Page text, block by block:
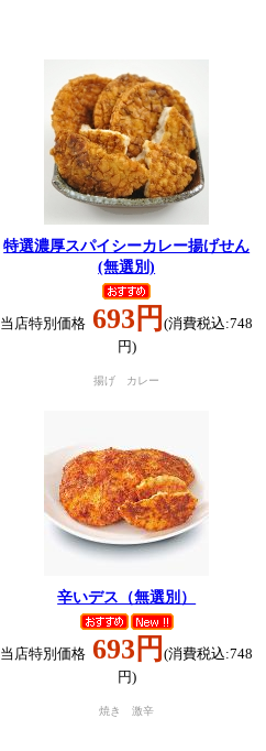
特選濃厚スパイシーカレー揚げせん
(無選別)
当店特別価格 693円(消費税込:748
円)
揚げ カレー
辛いデス（無選別）
当店特別価格 693円(消費税込:748
円)
焼き 激辛